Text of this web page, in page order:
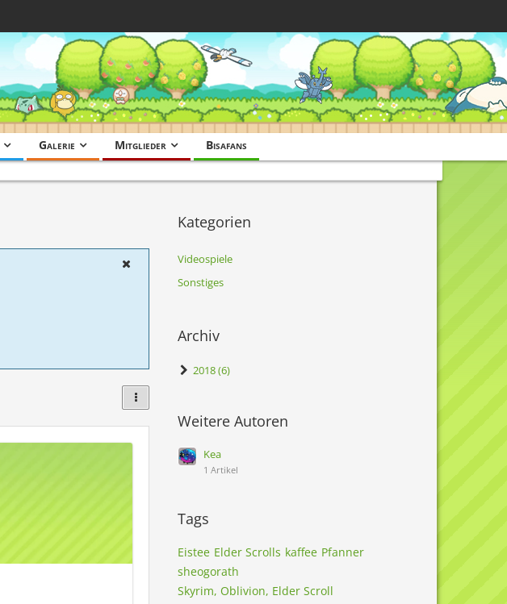
Galerie Mitglieder Bisafans
Kategorien
Videospiele
Sonstiges
Archiv
2018 (6)
Weitere Autoren
Kea
1 Artikel
Tags
Eistee Elder Scrolls kaffee Pfanner
sheogorath
Skyrim, Oblivion, Elder Scroll